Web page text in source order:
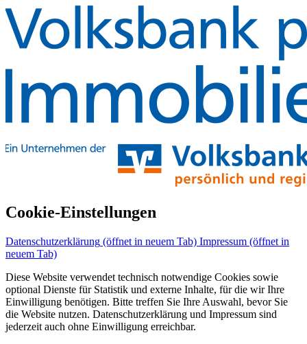
Cookie-Einstellungen
Datenschutzerklärung (öffnet in neuem Tab) Impressum (öffnet in
neuem Tab)
Diese Website verwendet technisch notwendige Cookies sowie
optional Dienste für Statistik und externe Inhalte, für die wir Ihre
Einwilligung benötigen. Bitte treffen Sie Ihre Auswahl, bevor Sie
die Website nutzen. Datenschutzerklärung und Impressum sind
jederzeit auch ohne Einwilligung erreichbar.